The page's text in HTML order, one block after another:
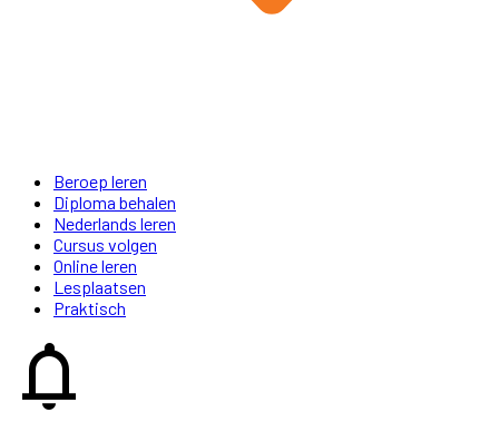
Beroep leren
Diploma behalen
Nederlands leren
Cursus volgen
Online leren
Lesplaatsen
Praktisch
notifications